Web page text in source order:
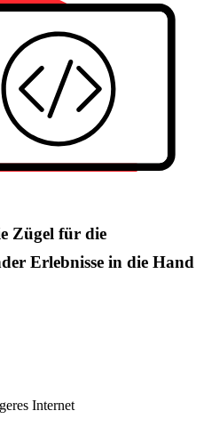
Zügel für die
Erlebnisse in die Hand
Internet